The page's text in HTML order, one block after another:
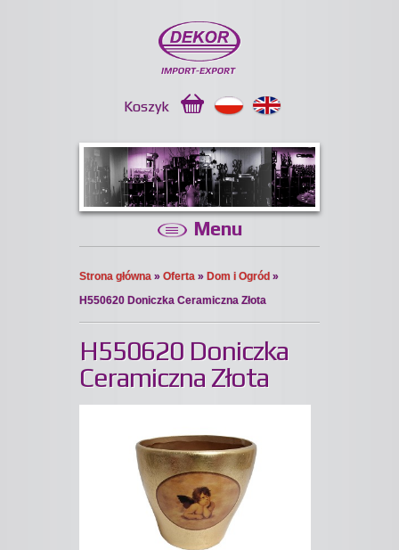
Koszyk
Menu
Strona główna » Oferta » Dom i Ogród »
H550620 Doniczka Ceramiczna Złota
H550620 Doniczka
Ceramiczna Złota